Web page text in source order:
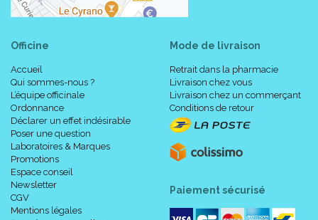
Officine
Accueil
Qui sommes-nous ?
L’équipe officinale
Ordonnance
Déclarer un effet indésirable
Poser une question
Laboratoires & Marques
Promotions
Espace conseil
Newsletter
CGV
Mentions légales
Mode de livraison
Retrait dans la pharmacie
Livraison chez vous
Livraison chez un commerçant
Conditions de retour
Paiement sécurisé